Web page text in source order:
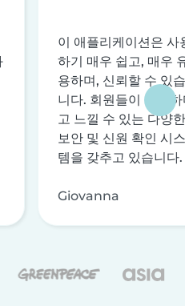
이 애플리케이션은 사
하기 매우 쉽고, 매우
용하며, 신뢰할 수 있습
니다. 회원들이 안전
고 느낄 수 있는 다양한
보안 및 신원 확인 시스
템을 갖추고 있습니다.
Giovanna